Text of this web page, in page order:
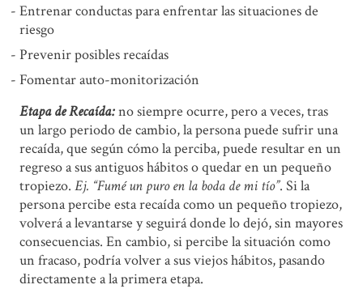
Entrenar conductas para enfrentar las situaciones de
riesgo
Prevenir posibles recaídas
Fomentar auto-monitorización
Etapa de Recaída:no siempre ocurre, pero a veces, tras
un largo periodo de cambio, la persona puede sufrir una
recaída, que según cómo la perciba, puede resultar en un
regreso a sus antiguos hábitos o quedar en un pequeño
tropiezo. Ej. “Fumé un puro en la boda de mi tío”. Si la
persona percibe esta recaída como un pequeño tropiezo,
volverá a levantarse y seguirá donde lo dejó, sin mayores
consecuencias. En cambio, si percibe la situación como
un fracaso, podría volver a sus viejos hábitos, pasando
directamente a la primera etapa.